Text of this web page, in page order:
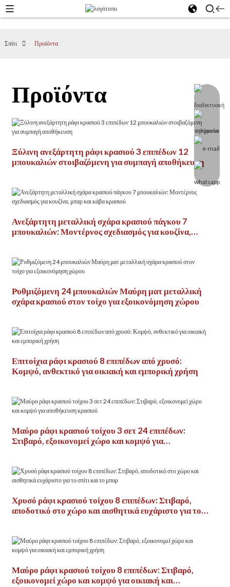
Σπίτι Προϊόντα
Προϊόντα
Ξύλινη ανεξάρτητη ράφι κρασιού 3 επιπέδων 12
μπουκαλιών στοιβαζόμενη για συμπαγή αποθήκευση
Ανεξάρτητη μεταλλική σχάρα κρασιού πάγκου 7
μπουκαλιών: Μοντέρνος σχεδιασμός για κουζίνα,
Ρυθμιζόμενη 24 μπουκαλιών Μαύρη ματ μεταλλική
σχάρα κρασιού στον τοίχο για εξοικονόμηση χώρου
Επιτοίχια ράφι κρασιού 8 επιπέδων από χρυσό:
Κομψό, ανθεκτικό για οικιακή και εμπορική χρήση
Μαύρο ράφι κρασιού τοίχου 3 σετ 24 επιπέδων:
Στιβαρό, εξοικονομεί χώρο και κομψό για
Χρυσό ράφι κρασιού τοίχου 8 επιπέδων: Στιβαρό,
αποδοτικό στο χώρο και αισθητικά ευχάριστο για το
Μαύρο ράφι κρασιού τοίχου 8 επιπέδων: Στιβαρό,
εξοικονομεί χώρο και κομψό για οικιακή και